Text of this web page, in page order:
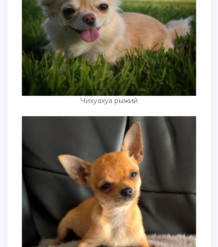
Чихуахуа рыжий